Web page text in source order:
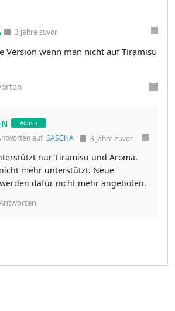
3 Jahre zuvor
Version wenn man nicht auf Tiramisu
Admin
auf SASCHA 3 Jahre zuvor
nur Tiramisu und Aroma.
mehr unterstützt. Neue
dafür nicht mehr angeboten.